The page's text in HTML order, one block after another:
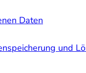
Daten
und